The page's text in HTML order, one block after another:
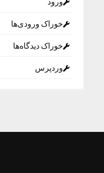
خوراک ورودی‌ها
خوراک دیدگاه‌ها
وردپرس